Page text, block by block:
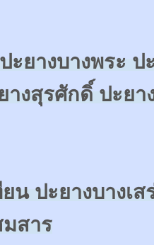
ะยางบางพระ ป
างสุรศักดิ์ ปะย
น ปะยางบางเ
สาร